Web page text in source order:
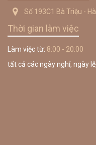
Số 193C1 Bà Triệu -
Thời gian làm việc
Làm việc từ: 8:00 - 20:00
tất cả các ngày nghỉ, ngày